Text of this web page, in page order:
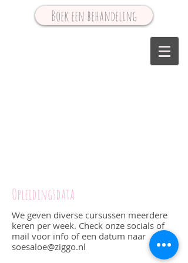
Boek een behandeling
Opleidingsdata
We geven diverse cursussen meerdere
keren per week. Check onze socials of
mail voor info of een datum naar
soesaloe@ziggo.nl